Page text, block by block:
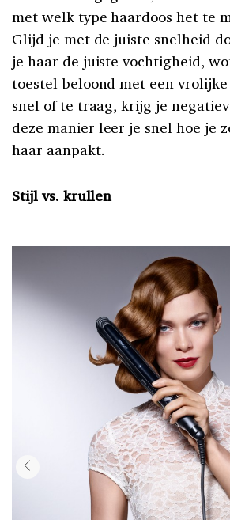
met welk type haardoos het te
Glijd je met de juiste snelheid
je haar de juiste vochtigheid,
toestel beloond met een vrolijke
snel of te traag, krijg je
deze manier leer je snel hoe je
haar aanpakt.
Stijl vs. krullen